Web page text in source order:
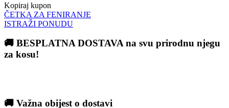
Kopiraj kupon
ČETKA ZA FENIRANJE
ISTRAŽI PONUDU
🚚 BESPLATNA DOSTAVA na svu prirodnu njegu
za kosu!
🚚 Važna obijest o dostavi